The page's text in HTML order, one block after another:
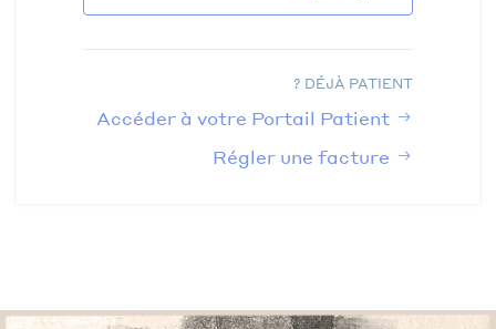
DÉJÀ PATIENT ?
Accéder à votre Portail Patient
Régler une facture